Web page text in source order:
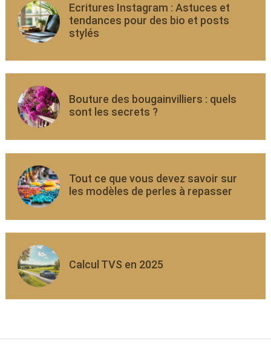
Ecritures Instagram : Astuces et
tendances pour des bio et posts
stylés
Bouture des bougainvilliers : quels
sont les secrets ?
Tout ce que vous devez savoir sur
les modèles de perles à repasser
Calcul TVS en 2025